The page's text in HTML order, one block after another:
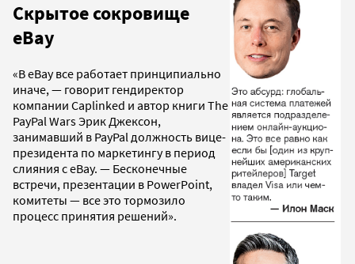
Скрытое сокровище
eBay
«В eBay все работает принципиально
иначе, — говорит гендиректор
компании Caplinked и автор книги The
PayPal Wars Эрик Джексон,
занимавший в PayPal должность вице-
президента по маркетингу в период
слияния с eBay. — Бесконечные
встречи, презентации в PowerPoint,
комитеты — все это тормозило
процесс принятия решений».